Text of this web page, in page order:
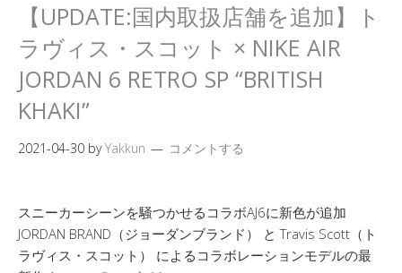
【UPDATE:国内取扱店舗を追加】ト
ラヴィス・スコット × NIKE AIR
JORDAN 6 RETRO SP “BRITISH
KHAKI”
2021-04-30 byYakkun コメントする
スニーカーシーンを騒つかせるコラボAJ6に新色が追加
JORDAN BRAND（ジョーダンブランド） と Travis Scott（ト
ラヴィス・スコット） によるコラボレーションモデルの最